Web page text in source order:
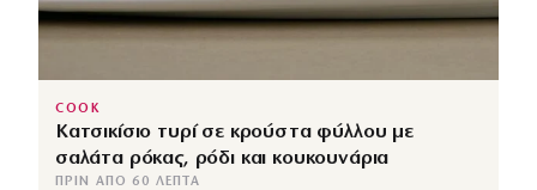
COOK
Κατσικίσιο τυρί σε κρούστα φύλλου με
σαλάτα ρόκας, ρόδι και κουκουνάρια
ΠΡΙΝ ΑΠΌ 60 ΛΕΠΤΆ